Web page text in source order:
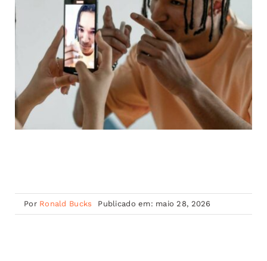
Por Ronald Bucks Publicado em: maio 28, 2026